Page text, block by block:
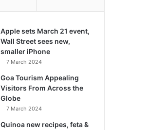
Apple sets March 21 event,
Wall Street sees new,
smaller iPhone
7 March 2024
Goa Tourism Appealing
Visitors From Across the
Globe
7 March 2024
Quinoa new recipes, feta &